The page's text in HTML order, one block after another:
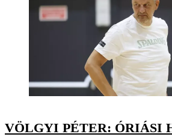
VÖLGYI PÉTER: ÓRIÁSI